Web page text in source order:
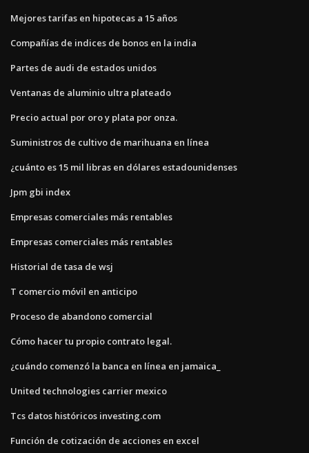
Mejores tarifas en hipotecas a 15 años
Compañías de indices de bonos en la india
Partes de audi de estados unidos
Ventanas de aluminio ultra plateado
Precio actual por oro y plata por onza.
Suministros de cultivo de marihuana en línea
¿cuánto es 15 mil libras en dólares estadounidenses
Jpm gbi index
Empresas comerciales más rentables
Empresas comerciales más rentables
Historial de tasa de wsj
T comercio móvil en anticipo
Proceso de abandono comercial
Cómo hacer tu propio contrato legal.
¿cuándo comenzó la banca en línea en jamaica_
United technologies carrier mexico
Tcs datos históricos investing.com
Función de cotización de acciones en excel